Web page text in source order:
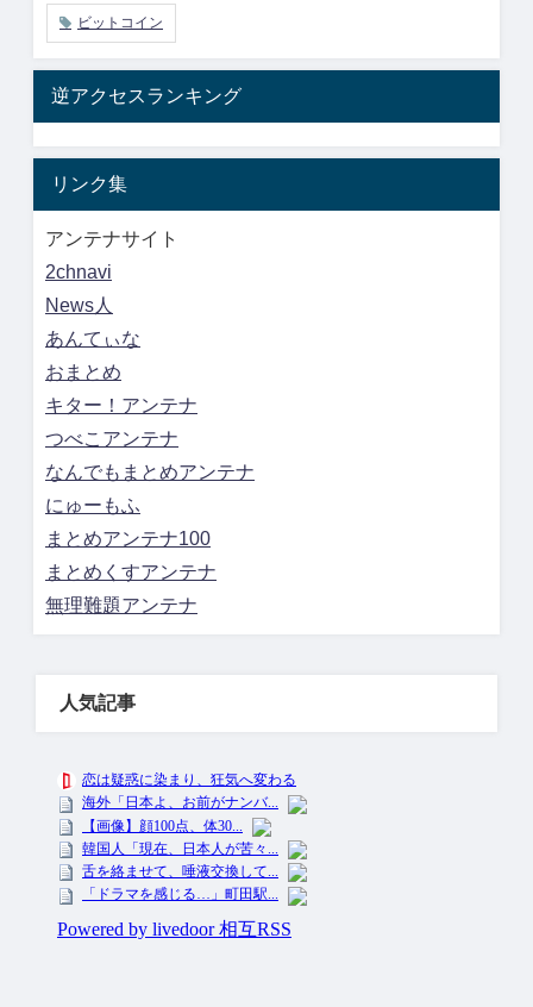
ビットコイン
逆アクセスランキング
リンク集
アンテナサイト
2chnavi
News人
あんてぃな
おまとめ
キター！アンテナ
つべこアンテナ
なんでもまとめアンテナ
にゅーもふ
まとめアンテナ100
まとめくすアンテナ
無理難題アンテナ
人気記事